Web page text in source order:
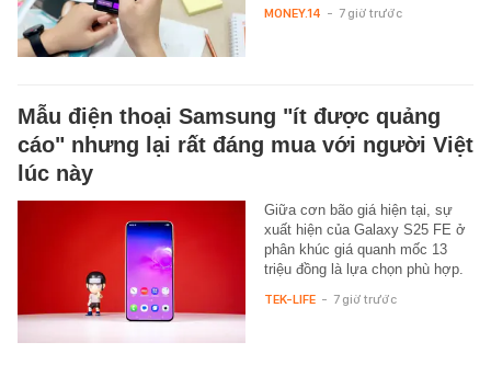
MONEY.14 - 7 giờ trước
Mẫu điện thoại Samsung "ít được quảng
cáo" nhưng lại rất đáng mua với người Việt
lúc này
Giữa cơn bão giá hiện tại, sự
xuất hiện của Galaxy S25 FE ở
phân khúc giá quanh mốc 13
triệu đồng là lựa chọn phù hợp.
TEK-LIFE - 7 giờ trước